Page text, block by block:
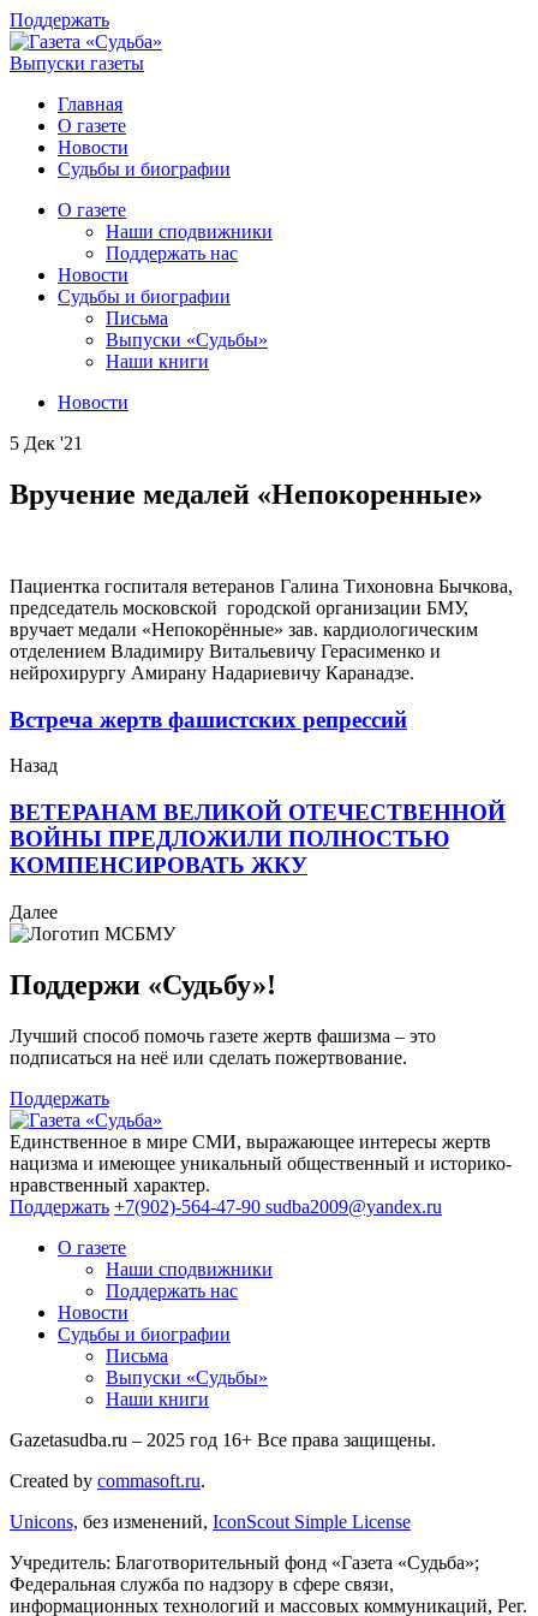
Поддержать
Выпуски газеты
Главная
О газете
Новости
Судьбы и биографии
О газете
Наши сподвижники
Поддержать нас
Новости
Судьбы и биографии
Письма
Выпуски «Судьбы»
Наши книги
Новости
5 Дек '21
Вручение медалей «Непокоренные»
Пациентка госпиталя ветеранов Галина Тихоновна Бычкова,
председатель московской городской организации БМУ,
вручает медали «Непокорённые» зав. кардиологическим
отделением Владимиру Витальевичу Герасименко и
нейрохирургу Амирану Надариевичу Каранадзе.
Встреча жертв фашистских репрессий
Назад
ВЕТЕРАНАМ ВЕЛИКОЙ ОТЕЧЕСТВЕННОЙ
ВОЙНЫ ПРЕДЛОЖИЛИ ПОЛНОСТЬЮ
КОМПЕНСИРОВАТЬ ЖКУ
Далее
Поддержи «Судьбу»!
Лучший способ помочь газете жертв фашизма – это
подписаться на неё или сделать пожертвование.
Поддержать
Единственное в мире СМИ, выражающее интересы жертв
нацизма и имеющее уникальный общественный и историко-
нравственный характер.
Поддержать +7(902)-564-47-90 sudba2009@yandex.ru
О газете
Наши сподвижники
Поддержать нас
Новости
Судьбы и биографии
Письма
Выпуски «Судьбы»
Наши книги
Gazetasudba.ru – 2025 год 16+ Все права защищены.
Created by commasoft.ru.
Unicons, без изменений, IconScout Simple License
Учредитель: Благотворительный фонд «Газета «Судьба»;
Федеральная служба по надзору в сфере связи,
информационных технологий и массовых коммуникаций, Рег.